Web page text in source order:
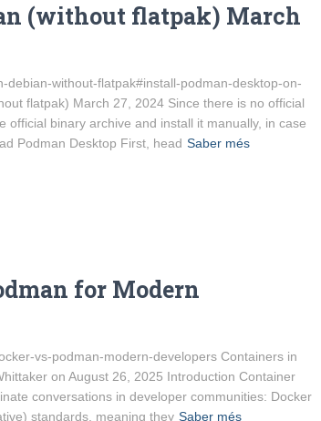
(without flatpak) March
without-flatpak#install-podman-desktop-on-
flatpak) March 27, 2024 Since there is no official
binary archive and install it manually, in case
Podman Desktop First, head Saber més
for Modern
vs-podman-modern-developers Containers in
on August 26, 2025 Introduction Container
conversations in developer communities: Docker
standards, meaning they Saber més